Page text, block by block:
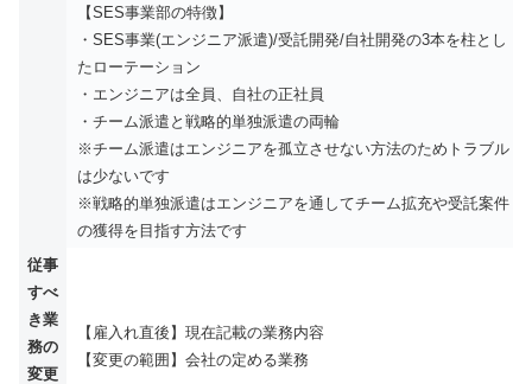
【SES事業部の特徴】
・SES事業(エンジニア派遣)/受託開発/自社開発の3本を柱とし
たローテーション
・エンジニアは全員、自社の正社員
・チーム派遣と戦略的単独派遣の両輪
※チーム派遣はエンジニアを孤立させない方法のためトラブル
は少ないです
※戦略的単独派遣はエンジニアを通してチーム拡充や受託案件
の獲得を目指す方法です
従事
すべ
き業
務の
変更
【雇入れ直後】現在記載の業務内容
【変更の範囲】会社の定める業務